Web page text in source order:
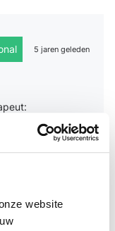
website
5 jaren geleden
een oefening voor
bij
de dag
maar dat staat